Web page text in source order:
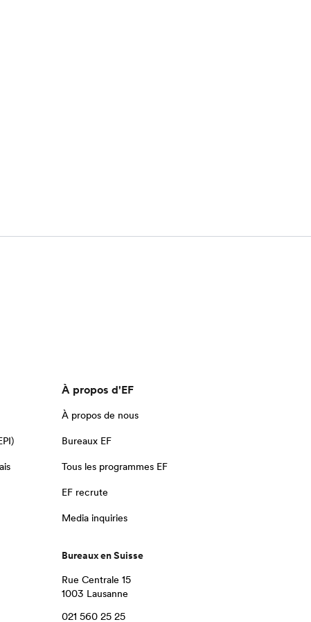
À propos d'EF
À propos de nous
Bureaux EF
Tous les programmes EF
EF recrute
Media inquiries
Bureaux en Suisse
Rue Centrale 15
1003 Lausanne
021 560 25 25